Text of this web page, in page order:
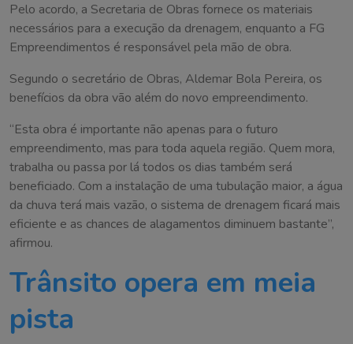
Pelo acordo, a Secretaria de Obras fornece os materiais
necessários para a execução da drenagem, enquanto a FG
Empreendimentos é responsável pela mão de obra.
Segundo o secretário de Obras, Aldemar Bola Pereira, os
benefícios da obra vão além do novo empreendimento.
“Esta obra é importante não apenas para o futuro
empreendimento, mas para toda aquela região. Quem mora,
trabalha ou passa por lá todos os dias também será
beneficiado. Com a instalação de uma tubulação maior, a água
da chuva terá mais vazão, o sistema de drenagem ficará mais
eficiente e as chances de alagamentos diminuem bastante”,
afirmou.
Trânsito opera em meia
pista